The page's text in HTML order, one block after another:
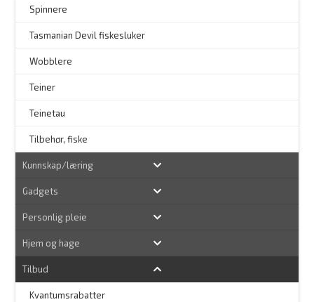
Spinnere
Tasmanian Devil fiskesluker
Wobblere
Teiner
Teinetau
Tilbehør, fiske
Kunnskap/læring
Gadgets
Personlig pleie
Hjem og hage
Tilbud
Kvantumsrabatter